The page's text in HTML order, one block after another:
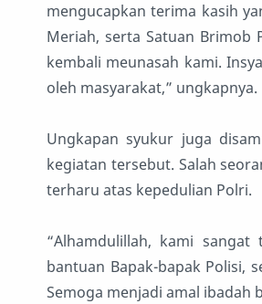
mengucapkan terima kasih
Meriah, serta Satuan Brimob
kembali meunasah kami.
oleh masyarakat,” ungkapnya.
Ungkapan syukur juga
kegiatan tersebut. Salah
terharu atas kepedulian Polri.
“Alhamdulillah, kami
bantuan Bapak-bapak Polisi,
Semoga menjadi amal ibadah